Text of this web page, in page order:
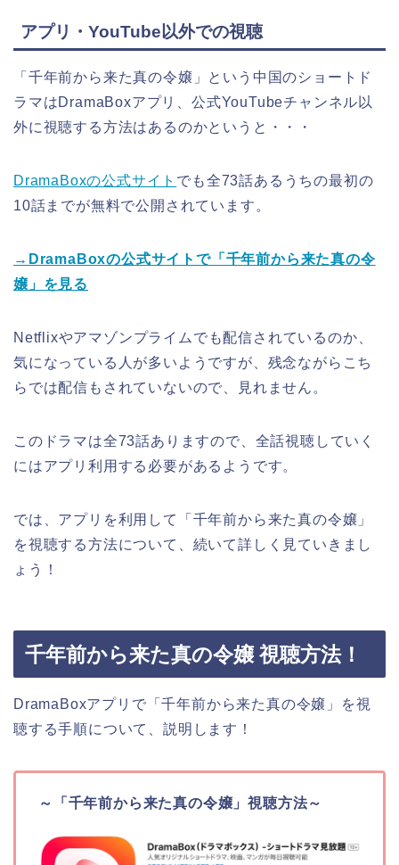
アプリ・YouTube以外での視聴
「千年前から来た真の令嬢」という中国のショートド
ラマはDramaBoxアプリ、公式YouTubeチャンネル以
外に視聴する方法はあるのかというと・・・
DramaBoxの公式サイト でも全73話あるうちの最初の
10話までが無料で公開されています。
→DramaBoxの公式サイトで「千年前から来た真の令
嬢」を見る
Netflixやアマゾンプライムでも配信されているのか、
気になっている人が多いようですが、残念ながらこち
らでは配信もされていないので、見れません。
このドラマは全73話ありますので、全話視聴していく
にはアプリ利用する必要があるようです。
では、アプリを利用して「千年前から来た真の令嬢」
を視聴する方法について、続いて詳しく見ていきまし
ょう！
千年前から来た真の令嬢 視聴方法！
DramaBoxアプリで「千年前から来た真の令嬢」を視
聴する手順について、説明します！
～「千年前から来た真の令嬢」視聴方法～